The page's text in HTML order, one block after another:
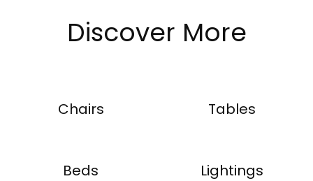
Discover More
Chairs
Beds
Tables
Lightings